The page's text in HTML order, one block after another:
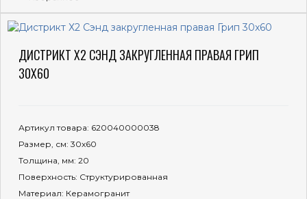
ДИСТРИКТ Х2 СЭНД ЗАКРУГЛЕННАЯ ПРАВАЯ ГРИП
30X60
Артикул товара: 620040000038
Размер, см: 30x60
Толщина, мм: 20
Поверхность: Структурированная
Материал: Керамогранит